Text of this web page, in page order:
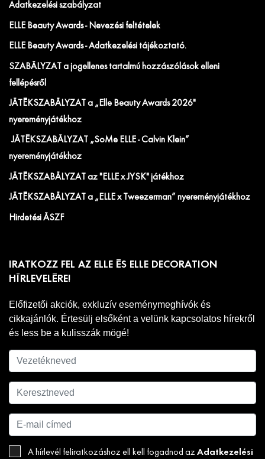
Adatkezelési szabályzat
ELLE Beauty Awards - Nevezési feltételek
ELLE Beauty Awards - Adatkezelési tájékoztató.
SZABÁLYZAT a jogellenes tartalmú hozzászólások elleni
fellépésről
JÁTÉKSZABÁLYZAT a „Elle Beauty Awards 2026"
nyereményjátékhoz
JÁTÉKSZABÁLYZAT „SoMe ELLE - Calvin Klein”
nyereményjátékhoz
JÁTÉKSZABÁLYZAT az "ELLE x JYSK" játékhoz
JÁTÉKSZABÁLYZAT a „ELLE x Tweezerman” nyereményjátékhoz
Hirdetési ÁSZF
IRATKOZZ FEL AZ ELLE ÉS ELLE DECORATION
HÍRLEVELÉRE!
Előfizetői akciók, exkluzív eseménymeghívók és
cikkajánlók. Értesülj elsőként a velünk kapcsolatos hírekről
és less be a kulisszák mögé!
A hírlevél feliratkozáshoz ell kell fogadnod az Adatkezelési